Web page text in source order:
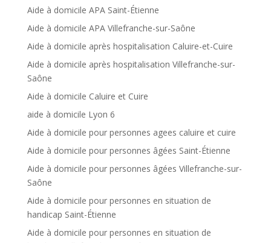
Aide à domicile APA Saint-Étienne
Aide à domicile APA Villefranche-sur-Saône
Aide à domicile après hospitalisation Caluire-et-Cuire
Aide à domicile après hospitalisation Villefranche-sur-
Saône
Aide à domicile Caluire et Cuire
aide à domicile Lyon 6
Aide à domicile pour personnes agees caluire et cuire
Aide à domicile pour personnes âgées Saint-Étienne
Aide à domicile pour personnes âgées Villefranche-sur-
Saône
Aide à domicile pour personnes en situation de
handicap Saint-Étienne
Aide à domicile pour personnes en situation de